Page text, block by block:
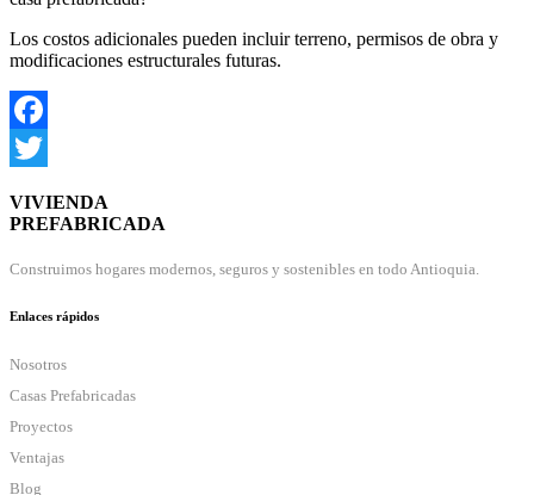
Los costos adicionales pueden incluir terreno, permisos de obra y
modificaciones estructurales futuras.
Facebook
VIVIENDA
PREFABRICADA
Construimos hogares modernos, seguros y sostenibles en todo Antioquia.
Enlaces rápidos
Nosotros
Casas Prefabricadas
Proyectos
Ventajas
Blog